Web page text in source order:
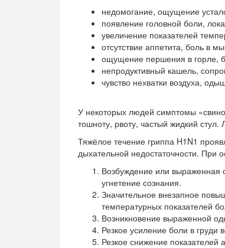
недомогание, ощущение
появление головной боли,
увеличение показателей
отсутствие аппетита, боль в
ощущение першения в горле,
непродуктивный кашель,
чувство нехватки воздуха,
У некоторых людей симптомы
тошноту, рвоту, частый жидкий стул.
Тяжёлое течение гриппа H1N1
дыхательной недостаточности. При
Возбуждение или выраженная
угнетение сознания.
Значительное внезапное
температурных показателей
Возникновение выраженной
Резкое усиление боли в
Резкое снижение показателей